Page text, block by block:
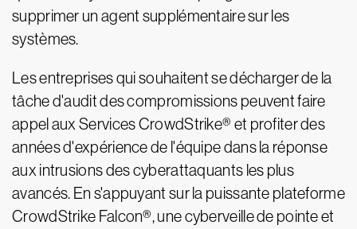
supprimer un agent supplémentaire sur les
systèmes.
Les entreprises qui souhaitent se décharger de la
tâche d'audit des compromissions peuvent faire
appel aux Services CrowdStrike® et profiter des
années d'expérience de l'équipe dans la réponse
aux intrusions des cyberattaquants les plus
avancés. En s'appuyant sur la puissante plateforme
CrowdStrike Falcon®, une cyberveille de pointe et